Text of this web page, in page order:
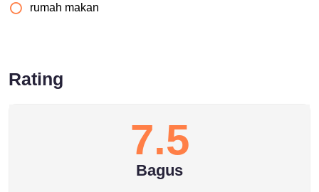
rumah makan
Rating
7.5
Bagus